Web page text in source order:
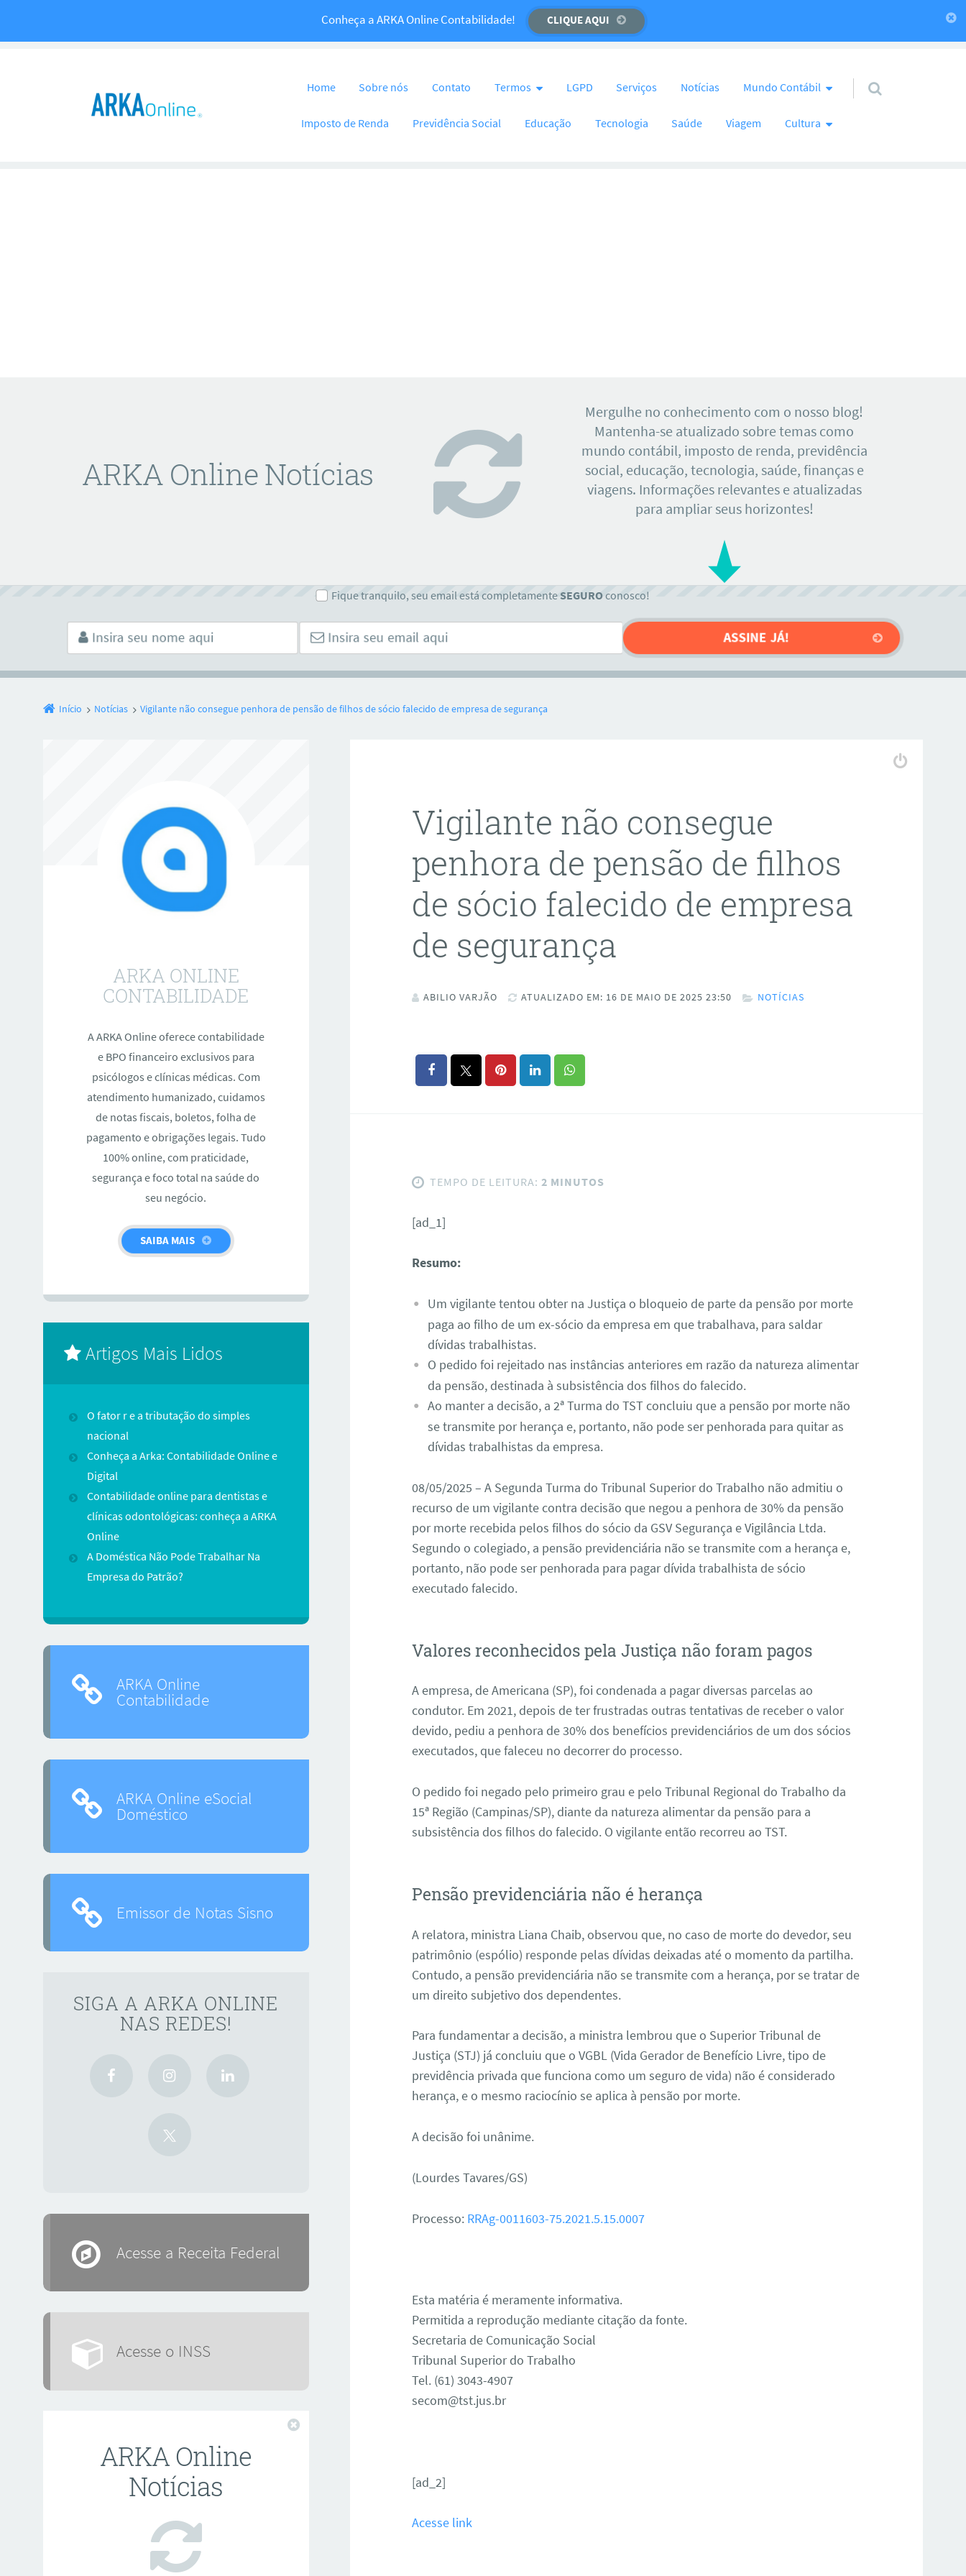
Temos um recado importante para você! CLIQUE AQUI
Conheça a ARKA Online Contabilidade! CLIQUE AQUI
Home Sobre nós Contato Termos LGPD Serviços Notícias Mundo Contábil
Imposto de Renda Previdência Social Educação Tecnologia Saúde Viagem Cultura
ARKA Online Notícias
Mergulhe no conhecimento com o nosso blog!
Mantenha-se atualizado sobre temas como
mundo contábil, imposto de renda, previdência
social, educação, tecnologia, saúde, finanças e
viagens. Informações relevantes e atualizadas
para ampliar seus horizontes!
Fique tranquilo, seu email está completamente SEGUROconosco!
Início Notícias Vigilante não consegue penhora de pensão de filhos de sócio falecido de empresa de segurança
Vigilante não consegue
penhora de pensão de filhos
de sócio falecido de empresa
de segurança
ABILIO VARJÃO ATUALIZADO EM: 16 DE MAIO DE 2025 23:50 NOTÍCIAS
TEMPO DE LEITURA: 2 MINUTOS
[ad_1]
Resumo:
Um vigilante tentou obter na Justiça o bloqueio de parte da pensão por morte
paga ao filho de um ex-sócio da empresa em que trabalhava, para saldar
dívidas trabalhistas.
O pedido foi rejeitado nas instâncias anteriores em razão da natureza alimentar
da pensão, destinada à subsistência dos filhos do falecido.
Ao manter a decisão, a 2ª Turma do TST concluiu que a pensão por morte não
se transmite por herança e, portanto, não pode ser penhorada para quitar as
dívidas trabalhistas da empresa.
08/05/2025 – A Segunda Turma do Tribunal Superior do Trabalho não admitiu o
recurso de um vigilante contra decisão que negou a penhora de 30% da pensão
por morte recebida pelos filhos do sócio da GSV Segurança e Vigilância Ltda.
Segundo o colegiado, a pensão previdenciária não se transmite com a herança e,
portanto, não pode ser penhorada para pagar dívida trabalhista de sócio
executado falecido.
Valores reconhecidos pela Justiça não foram pagos
A empresa, de Americana (SP), foi condenada a pagar diversas parcelas ao
condutor. Em 2021, depois de ter frustradas outras tentativas de receber o valor
devido, pediu a penhora de 30% dos benefícios previdenciários de um dos sócios
executados, que faleceu no decorrer do processo.
O pedido foi negado pelo primeiro grau e pelo Tribunal Regional do Trabalho da
15ª Região (Campinas/SP), diante da natureza alimentar da pensão para a
subsistência dos filhos do falecido. O vigilante então recorreu ao TST.
Pensão previdenciária não é herança
A relatora, ministra Liana Chaib, observou que, no caso de morte do devedor, seu
patrimônio (espólio) responde pelas dívidas deixadas até o momento da partilha.
Contudo, a pensão previdenciária não se transmite com a herança, por se tratar de
um direito subjetivo dos dependentes.
Para fundamentar a decisão, a ministra lembrou que o Superior Tribunal de
Justiça (STJ) já concluiu que o VGBL (Vida Gerador de Benefício Livre, tipo de
previdência privada que funciona como um seguro de vida) não é considerado
herança, e o mesmo raciocínio se aplica à pensão por morte.
A decisão foi unânime.
(Lourdes Tavares/GS)
Processo: RRAg-0011603-75.2021.5.15.0007
Esta matéria é meramente informativa.
Permitida a reprodução mediante citação da fonte.
Secretaria de Comunicação Social
Tribunal Superior do Trabalho
Tel. (61) 3043-4907
secom@tst.jus.br
[ad_2]
Acesse link
ARKA ONLINE
CONTABILIDADE
A ARKA Online oferece contabilidade
e BPO financeiro exclusivos para
psicólogos e clínicas médicas. Com
atendimento humanizado, cuidamos
de notas fiscais, boletos, folha de
pagamento e obrigações legais. Tudo
100% online, com praticidade,
segurança e foco total na saúde do
seu negócio.
SAIBA MAIS
Artigos Mais Lidos
O fator r e a tributação do simples
nacional
Conheça a Arka: Contabilidade Online e
Digital
Contabilidade online para dentistas e
clínicas odontológicas: conheça a ARKA
Online
A Doméstica Não Pode Trabalhar Na
Empresa do Patrão?
ARKA Online
Contabilidade
ARKA Online eSocial
Doméstico
Emissor de Notas Sisno
SIGA A ARKA ONLINE
NAS REDES!
Acesse a Receita Federal
Acesse o INSS
ARKA Online
Notícias